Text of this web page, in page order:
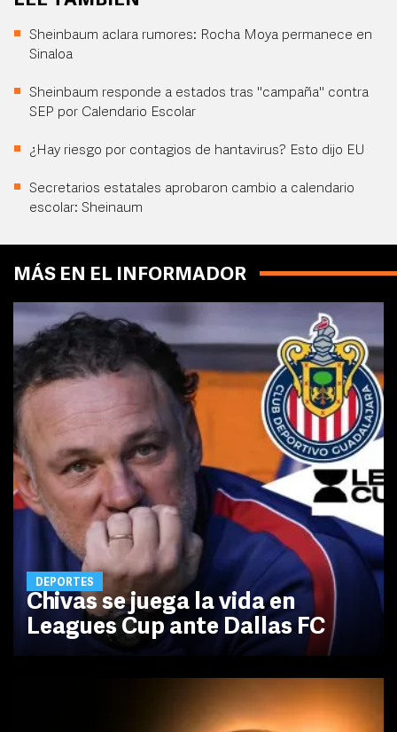
Sheinbaum aclara rumores: Rocha Moya permanece en
Sinaloa
Sheinbaum responde a estados tras "campaña" contra
SEP por Calendario Escolar
¿Hay riesgo por contagios de hantavirus? Esto dijo EU
Secretarios estatales aprobaron cambio a calendario
escolar: Sheinaum
MÁS EN EL INFORMADOR
DEPORTES
Chivas se juega la vida en
Leagues Cup ante Dallas FC